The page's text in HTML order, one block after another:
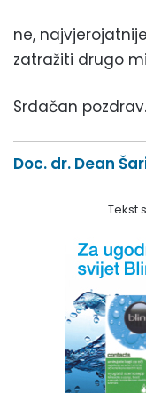
ne,
zatražiti drugo
Srdačan pozdrav.
Doc. dr. Dean
Tekst